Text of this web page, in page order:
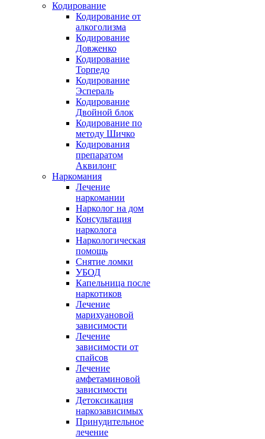
Кодирование
Кодирование от
алкоголизма
Кодирование
Довженко
Кодирование
Торпедо
Кодирование
Эспераль
Кодирование
Двойной блок
Кодирование по
методу Шичко
Кодирования
препаратом
Аквилонг
Наркомания
Лечение
наркомании
Нарколог на дом
Консультация
нарколога
Наркологическая
помощь
Снятие ломки
УБОД
Капельница после
наркотиков
Лечение
марихуановой
зависимости
Лечение
зависимости от
спайсов
Лечение
амфетаминовой
зависимости
Детоксикация
наркозависимых
Принудительное
лечение